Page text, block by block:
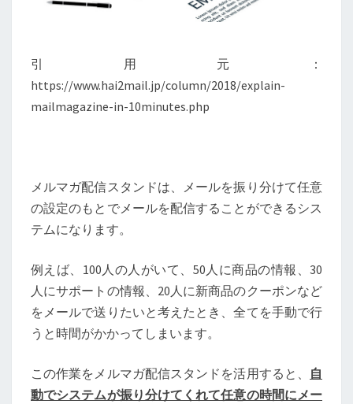
引用元：
https://www.hai2mail.jp/column/2018/explain-
mailmagazine-in-10minutes.php
メルマガ配信スタンドは、メールを振り分けて任意
の設定のもとでメールを配信することができるシス
テムになります。
例えば、100人の人がいて、50人に商品の情報、30
人にサポートの情報、20人に新商品のクーポンなど
をメールで送りたいと考えたとき、全てを手動で行
うと時間がかかってしまいます。
この作業をメルマガ配信スタンドを活用すると、 自
動でシステムが振り分けてくれて任意の時間にメー